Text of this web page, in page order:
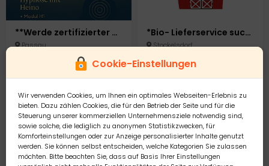
Cookie-Einstellungen
Wir verwenden Cookies, um Ihnen ein optimales Webseiten-Erlebnis zu
bieten. Dazu zählen Cookies, die für den Betrieb der Seite und für die
Steuerung unserer kommerziellen Unternehmensziele notwendig sind,
sowie solche, die lediglich zu anonymen Statistikzwecken, für
Komforteinstellungen oder zur Anzeige personalisierter Inhalte genutzt
werden. Sie können selbst entscheiden, welche Kategorien Sie zulassen
möchten. Bitte beachten Sie, dass auf Basis Ihrer Einstellungen
**Werde zertifizierter Practitioner in Energiearbeit & Hypnose!** ????
Passau
*Bio- Lieferservice sucht Bürokraft*
Stockelsdorf
0,00 €